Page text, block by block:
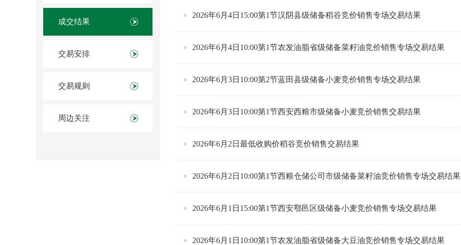
成交结果
交易安排
交易规则
周边关注
2026年6月4日15:00第1节汉阴县级储备稻谷竞价销售专场交易结果
2026年6月4日10:00第1节农发油脂省级储备菜籽油竞价销售专场交易结果
2026年6月3日10:00第2节蓝田县级储备小麦竞价销售专场交易结果
2026年6月3日10:00第1节西安西粮市级储备小麦竞价销售交易结果
2026年6月2日最低收购价稻谷竞价销售交易结果
2026年6月2日10:00第1节西粮仓储公司市级储备菜籽油竞价销售专场交易结果
2026年6月1日15:00第1节西安鄠邑区级储备小麦竞价销售专场交易结果
2026年6月1日10:00第1节农发油脂省级储备大豆油竞价销售专场交易结果